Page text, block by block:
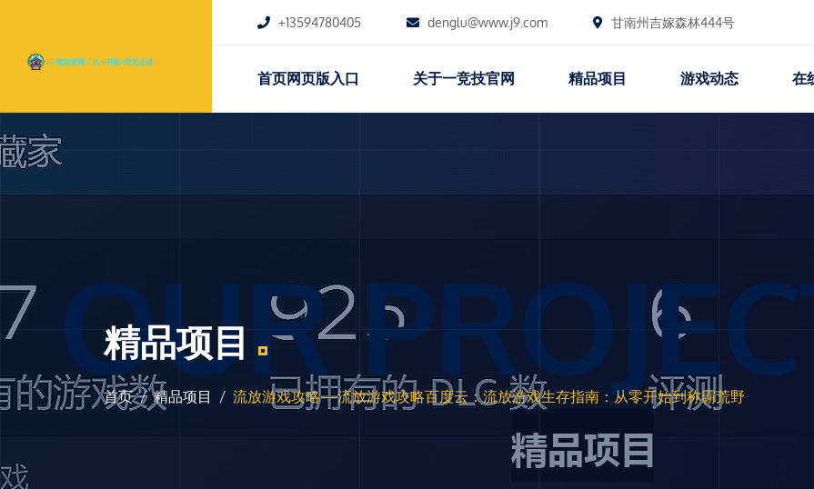
+13594780405 denglu@www.j9.com 甘南州吉嫁森林444号
首页网页版入口 关于一竞技官网 精品项目 游戏动态 在
OUR
精品项目
首页 精品项目 流放游戏攻略—流放游戏攻略百度云：流放游戏生存指南：从零开始到称霸荒野